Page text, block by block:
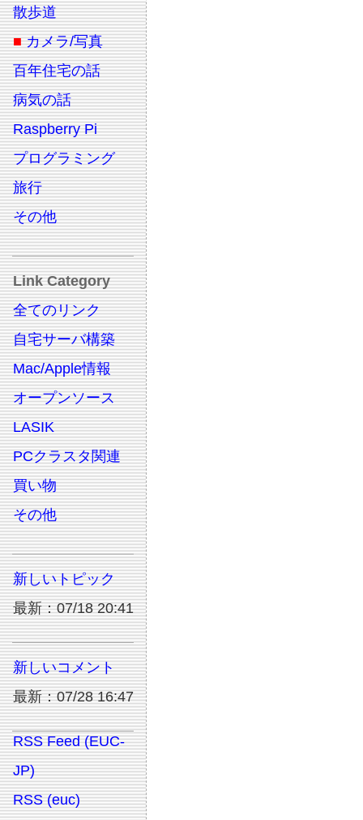
散歩道
■ カメラ/写真
百年住宅の話
病気の話
Raspberry Pi
プログラミング
旅行
その他
Link Category
全てのリンク
自宅サーバ構築
Mac/Apple情報
オープンソース
LASIK
PCクラスタ関連
買い物
その他
新しいトピック
最新：07/18 20:41
新しいコメント
最新：07/28 16:47
RSS Feed (EUC-
JP)
RSS (euc)